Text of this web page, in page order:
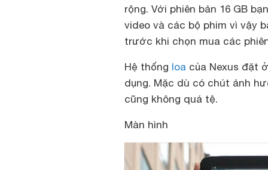
rộng. Với phiên bản 16 GB
video và các bộ phim vì vậy
trước khi chọn mua các
Hệ thống loa của Nexus đặt
dụng. Mặc dù có chút ảnh
cũng không quá tệ.
Màn hình